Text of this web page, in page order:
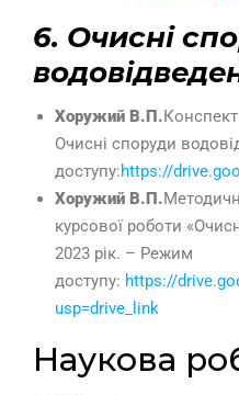
6. Очисні
Хоружий В.П.
Очисні споруди
доступу:https://
Хоружий В.П.
курсової роботи
2023 рік. – Режим
доступу: https://
usp=drive_link
Наукова